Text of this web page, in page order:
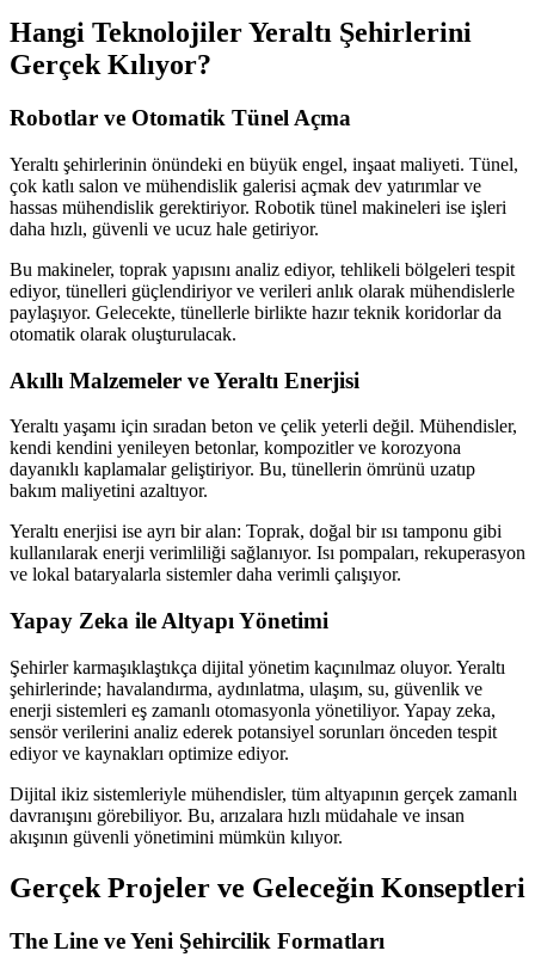
Hangi Teknolojiler Yeraltı Şehirlerini
Gerçek Kılıyor?
Robotlar ve Otomatik Tünel Açma
Yeraltı şehirlerinin önündeki en büyük engel, inşaat maliyeti. Tünel,
çok katlı salon ve mühendislik galerisi açmak dev yatırımlar ve
hassas mühendislik gerektiriyor. Robotik tünel makineleri ise işleri
daha hızlı, güvenli ve ucuz hale getiriyor.
Bu makineler, toprak yapısını analiz ediyor, tehlikeli bölgeleri tespit
ediyor, tünelleri güçlendiriyor ve verileri anlık olarak mühendislerle
paylaşıyor. Gelecekte, tünellerle birlikte hazır teknik koridorlar da
otomatik olarak oluşturulacak.
Akıllı Malzemeler ve Yeraltı Enerjisi
Yeraltı yaşamı için sıradan beton ve çelik yeterli değil. Mühendisler,
kendi kendini yenileyen betonlar, kompozitler ve korozyona
dayanıklı kaplamalar geliştiriyor. Bu, tünellerin ömrünü uzatıp
bakım maliyetini azaltıyor.
Yeraltı enerjisi ise ayrı bir alan: Toprak, doğal bir ısı tamponu gibi
kullanılarak enerji verimliliği sağlanıyor. Isı pompaları, rekuperasyon
ve lokal bataryalarla sistemler daha verimli çalışıyor.
Yapay Zeka ile Altyapı Yönetimi
Şehirler karmaşıklaştıkça dijital yönetim kaçınılmaz oluyor. Yeraltı
şehirlerinde; havalandırma, aydınlatma, ulaşım, su, güvenlik ve
enerji sistemleri eş zamanlı otomasyonla yönetiliyor. Yapay zeka,
sensör verilerini analiz ederek potansiyel sorunları önceden tespit
ediyor ve kaynakları optimize ediyor.
Dijital ikiz sistemleriyle mühendisler, tüm altyapının gerçek zamanlı
davranışını görebiliyor. Bu, arızalara hızlı müdahale ve insan
akışının güvenli yönetimini mümkün kılıyor.
Gerçek Projeler ve Geleceğin Konseptleri
The Line ve Yeni Şehircilik Formatları